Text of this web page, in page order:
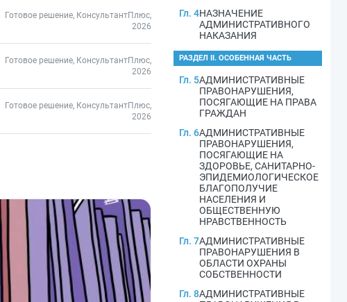
Готовое решение, КонсультантПлюс,
2026
Готовое решение, КонсультантПлюс,
2026
Готовое решение, КонсультантПлюс,
2026
Гл. 4НАЗНАЧЕНИЕ
АДМИНИСТРАТИВНОГО
НАКАЗАНИЯ
РАЗДЕЛ II. ОСОБЕННАЯ ЧАСТЬ
Гл. 5АДМИНИСТРАТИВНЫЕ
ПРАВОНАРУШЕНИЯ,
ПОСЯГАЮЩИЕ НА ПРАВА
ГРАЖДАН
Гл. 6АДМИНИСТРАТИВНЫЕ
ПРАВОНАРУШЕНИЯ,
ПОСЯГАЮЩИЕ НА
ЗДОРОВЬЕ, САНИТАРНО-
ЭПИДЕМИОЛОГИЧЕСКОЕ
БЛАГОПОЛУЧИЕ
НАСЕЛЕНИЯ И
ОБЩЕСТВЕННУЮ
НРАВСТВЕННОСТЬ
Гл. 7АДМИНИСТРАТИВНЫЕ
ПРАВОНАРУШЕНИЯ В
ОБЛАСТИ ОХРАНЫ
СОБСТВЕННОСТИ
Гл. 8АДМИНИСТРАТИВНЫЕ